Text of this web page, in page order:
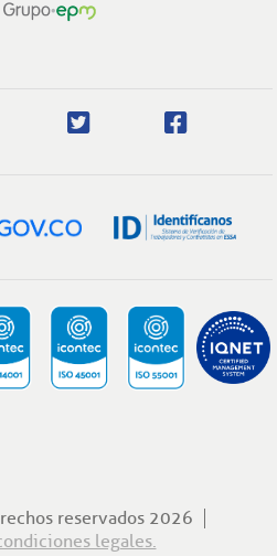
reservados 2026
legales.